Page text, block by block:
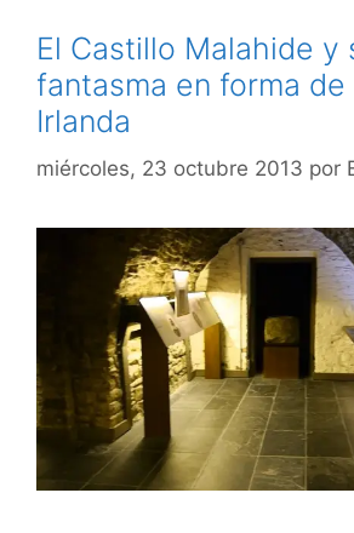
El Castillo Malahide y
fantasma en forma de
Irlanda
miércoles, 23 octubre 2013 por